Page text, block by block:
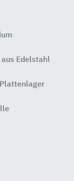
Edelstahl